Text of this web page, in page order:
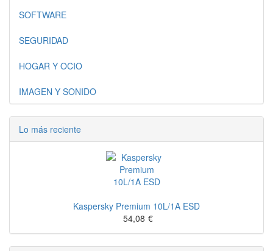
SOFTWARE
SEGURIDAD
HOGAR Y OCIO
IMAGEN Y SONIDO
Lo más reciente
Kaspersky Premium 10L/1A ESD
54,08 €